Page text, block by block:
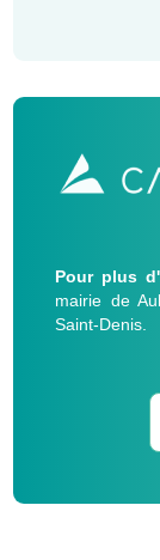
Pour plus
mairie de
Saint-Denis.